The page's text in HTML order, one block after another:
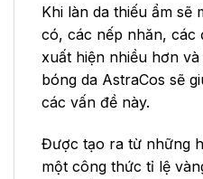
Khi làn da thiếu ẩm sẽ
có, các nếp nhăn, các
xuất hiện nhiều hơn
bóng da AstraCos sẽ
các vấn đề này.
Được tạo ra từ những
một công thức tỉ lệ